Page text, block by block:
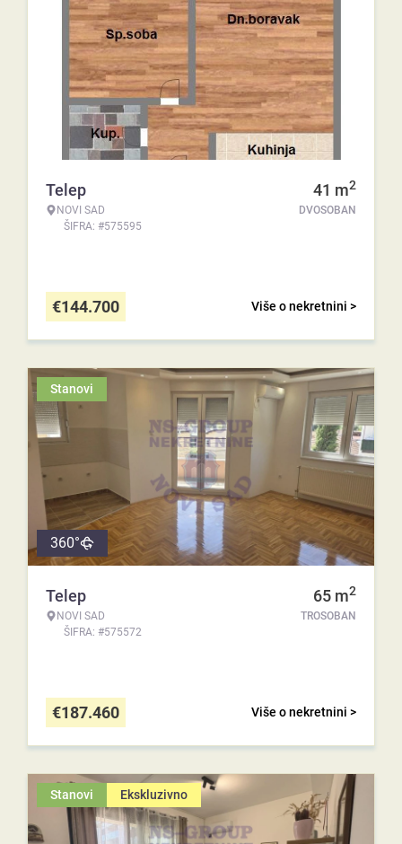
Telep
NOVI SAD
ŠIFRA: #575595
41 m2
DVOSOBAN
Više o nekretnini >
€144.700
Stanovi
360°
Telep
NOVI SAD
ŠIFRA: #575572
65 m2
TROSOBAN
Više o nekretnini >
€187.460
Stanovi Ekskluzivno